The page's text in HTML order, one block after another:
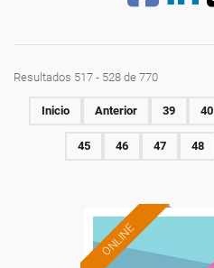
Resultados 517 - 528 de 770
Inicio Anterior 39 40
45 46 47 48
ONLINE